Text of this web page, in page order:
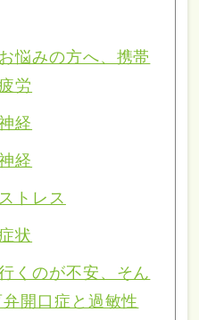
悩みの方へ、携帯
労
経
経
トレス
状
くのが不安、そん
開口症と過敏性